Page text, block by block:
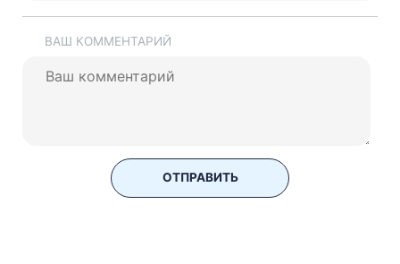
ВАШ КОММЕНТАРИЙ
ОТПРАВИТЬ